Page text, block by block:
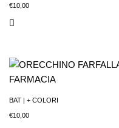
€10,00
BAT | + COLORI
€10,00